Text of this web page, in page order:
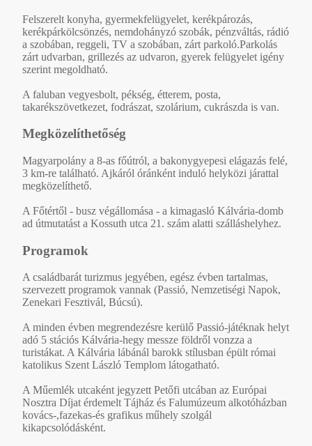
Felszerelt konyha, gyermekfelügyelet, kerékpározás,
kerékpárkölcsönzés, nemdohányzó szobák, pénzváltás, rádió
a szobában, reggeli, TV a szobában, zárt parkoló.Parkolás
zárt udvarban, grillezés az udvaron, gyerek felügyelet igény
szerint megoldható.
A faluban vegyesbolt, pékség, étterem, posta,
takarékszövetkezet, fodrászat, szolárium, cukrászda is van.
Megközelíthetőség
Magyarpolány a 8-as főútról, a bakonygyepesi elágazás felé,
3 km-re található. Ajkáról óránként induló helyközi járattal
megközelíthető.
A Főtértől - busz végállomása - a kimagasló Kálvária-domb
ad útmutatást a Kossuth utca 21. szám alatti szálláshelyhez.
Programok
A családbarát turizmus jegyében, egész évben tartalmas,
szervezett programok vannak (Passió, Nemzetiségi Napok,
Zenekari Fesztivál, Búcsú).
A minden évben megrendezésre kerülő Passió-játéknak helyt
adó 5 stációs Kálvária-hegy messze földről vonzza a
turistákat. A Kálvária lábánál barokk stílusban épült római
katolikus Szent László Templom látogatható.
A Műemlék utcaként jegyzett Petőfi utcában az Európai
Nosztra Díjat érdemelt Tájház és Falumúzeum alkotóházban
kovács-,fazekas-és grafikus műhely szolgál
kikapcsolódásként.